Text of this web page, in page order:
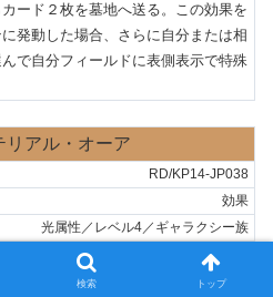
ード２枚を墓地へ送る。この効果を
発動した場合、さらに自分または相
で自分フィールドに表側表示で特殊
リアル・オーア
RD/KP14-JP038
効果
光属性／レベル4／ギャラクシー族
ATK:1000／DEF:1300
ノーマル
検索 トップ